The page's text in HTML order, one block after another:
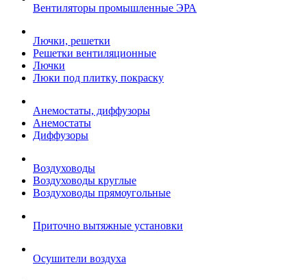
Вентиляторы промышленные ЭРА
Лючки, решетки
Решетки вентиляционные
Лючки
Люки под плитку, покраску
Анемостаты, диффузоры
Анемостаты
Диффузоры
Воздуховоды
Воздуховоды круглые
Воздуховоды прямоугольные
Приточно вытяжные установки
Осушители воздуха